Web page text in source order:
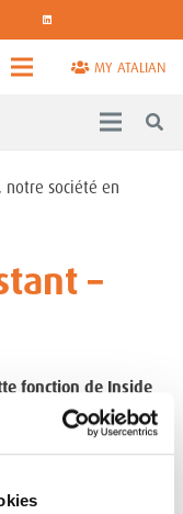
MY ATALIAN
notre société en
–
fonction de Inside
demandes de prix
des charges et